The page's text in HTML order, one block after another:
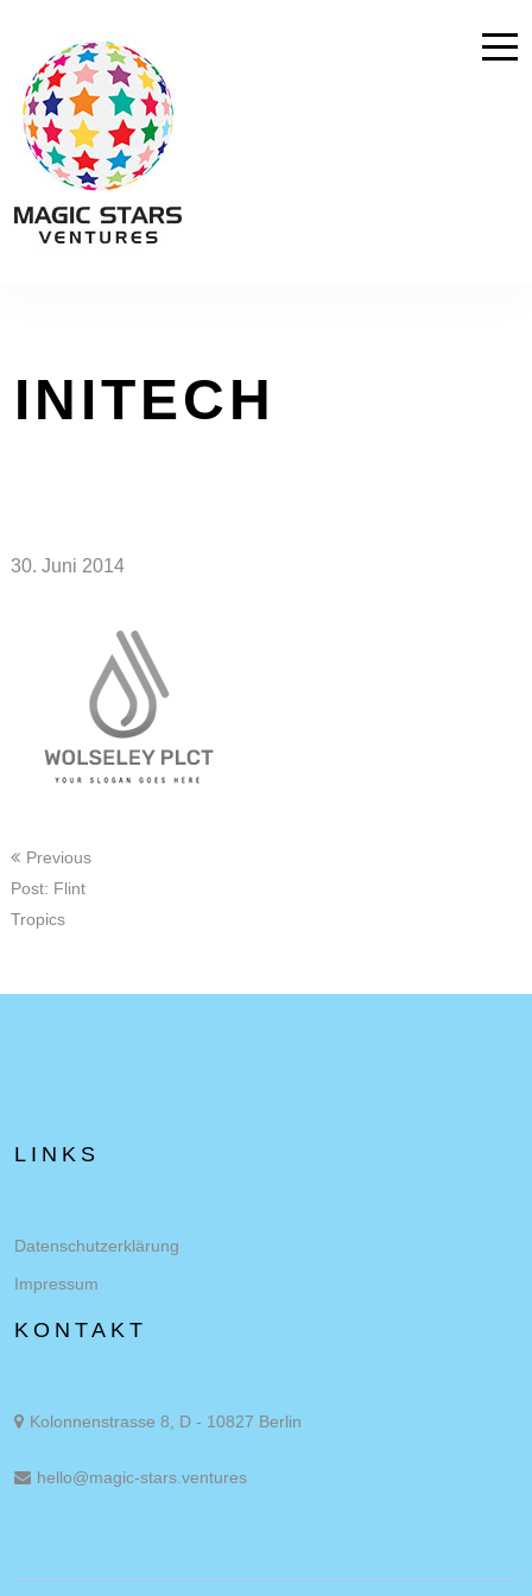
INITECH
30. Juni 2014
Beitragsnavigation
Previous
Post: Flint
Tropics
LINKS
Datenschutzerklärung
Impressum
KONTAKT
Kolonnenstrasse 8, D - 10827 Berlin
hello@magic-stars.ventures